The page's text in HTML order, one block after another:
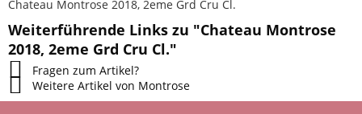
Chateau Montrose 2018, 2eme Grd Cru Cl.
Weiterführende Links zu "Chateau Montrose
2018, 2eme Grd Cru Cl."
Fragen zum Artikel?
Weitere Artikel von Montrose